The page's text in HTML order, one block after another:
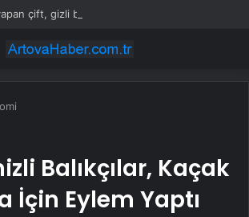
Balıkçılar, Kaçak
İçin Eylem Yaptı